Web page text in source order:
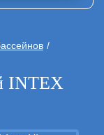
INTEX